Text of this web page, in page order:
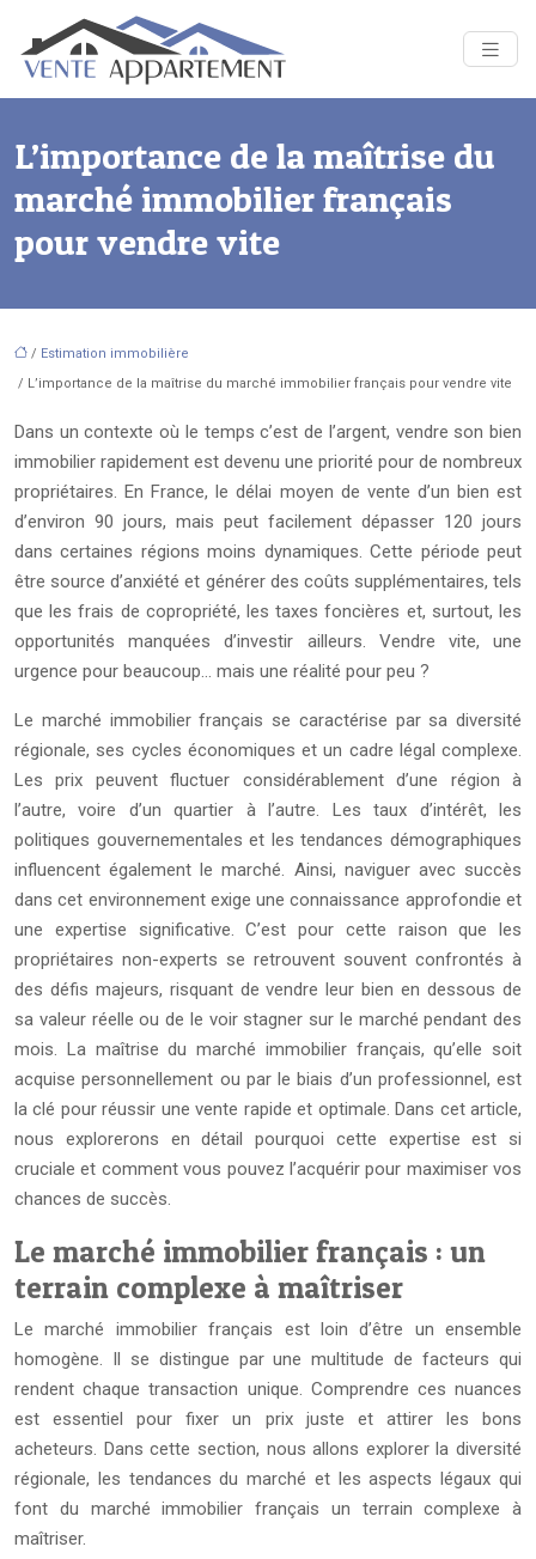
L’importance de la maîtrise du
marché immobilier français
pour vendre vite
/ Estimation immobilière
/ L’importance de la maîtrise du marché immobilier français pour vendre vite
Dans un contexte où le temps c’est de l’argent, vendre son bien
immobilier rapidement est devenu une priorité pour de nombreux
propriétaires. En France, le délai moyen de vente d’un bien est
d’environ 90 jours, mais peut facilement dépasser 120 jours
dans certaines régions moins dynamiques. Cette période peut
être source d’anxiété et générer des coûts supplémentaires, tels
que les frais de copropriété, les taxes foncières et, surtout, les
opportunités manquées d’investir ailleurs. Vendre vite, une
urgence pour beaucoup… mais une réalité pour peu ?
Le marché immobilier français se caractérise par sa diversité
régionale, ses cycles économiques et un cadre légal complexe.
Les prix peuvent fluctuer considérablement d’une région à
l’autre, voire d’un quartier à l’autre. Les taux d’intérêt, les
politiques gouvernementales et les tendances démographiques
influencent également le marché. Ainsi, naviguer avec succès
dans cet environnement exige une connaissance approfondie et
une expertise significative. C’est pour cette raison que les
propriétaires non-experts se retrouvent souvent confrontés à
des défis majeurs, risquant de vendre leur bien en dessous de
sa valeur réelle ou de le voir stagner sur le marché pendant des
mois. La maîtrise du marché immobilier français, qu’elle soit
acquise personnellement ou par le biais d’un professionnel, est
la clé pour réussir une vente rapide et optimale. Dans cet article,
nous explorerons en détail pourquoi cette expertise est si
cruciale et comment vous pouvez l’acquérir pour maximiser vos
chances de succès.
Le marché immobilier français : un
terrain complexe à maîtriser
Le marché immobilier français est loin d’être un ensemble
homogène. Il se distingue par une multitude de facteurs qui
rendent chaque transaction unique. Comprendre ces nuances
est essentiel pour fixer un prix juste et attirer les bons
acheteurs. Dans cette section, nous allons explorer la diversité
régionale, les tendances du marché et les aspects légaux qui
font du marché immobilier français un terrain complexe à
maîtriser.